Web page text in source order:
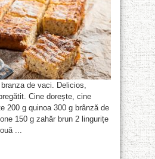
de vaci. Delicios,
Cine dorește, cine
200 g quinoa 300 g brânză de
150 g zahăr brun 2 lingurițe
...